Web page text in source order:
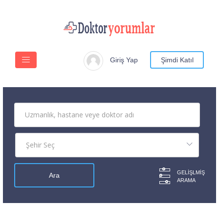
Giriş Yap Şimdi Katıl
GELIŞLMIŞ
ARAMA